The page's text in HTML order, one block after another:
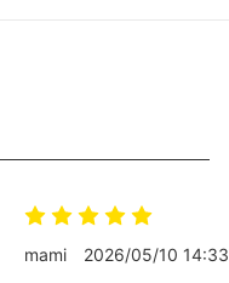
mami 2026/05/10